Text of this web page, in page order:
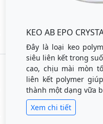
KEO AB EPO
Đây là loại keo
siêu liên kết trong
cao, chịu mài mòn
liên kết polymer
thành một dạng vữa
Xem chi tiết